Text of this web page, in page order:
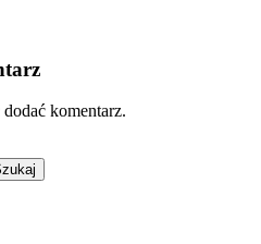
komentarz.